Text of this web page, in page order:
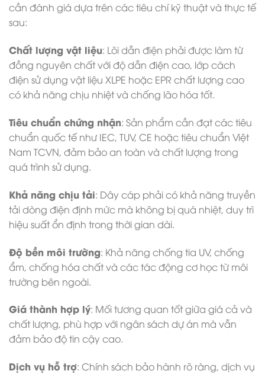
cần đánh giá dựa trên các tiêu chí kỹ thuật và thực tế
sau:
Chất lượng vật liệu: Lõi dẫn điện phải được làm từ
đồng nguyên chất với độ dẫn điện cao, lớp cách
điện sử dụng vật liệu XLPE hoặc EPR chất lượng cao
có khả năng chịu nhiệt và chống lão hóa tốt.
Tiêu chuẩn chứng nhận: Sản phẩm cần đạt các tiêu
chuẩn quốc tế như IEC, TUV, CE hoặc tiêu chuẩn Việt
Nam TCVN, đảm bảo an toàn và chất lượng trong
quá trình sử dụng.
Khả năng chịu tải: Dây cáp phải có khả năng truyền
tải dòng điện định mức mà không bị quá nhiệt, duy trì
hiệu suất ổn định trong thời gian dài.
Độ bền môi trường: Khả năng chống tia UV, chống
ẩm, chống hóa chất và các tác động cơ học từ môi
trường bên ngoài.
Giá thành hợp lý: Mối tương quan tốt giữa giá cả và
chất lượng, phù hợp với ngân sách dự án mà vẫn
đảm bảo độ tin cậy cao.
Dịch vụ hỗ trợ: Chính sách bảo hành rõ ràng, dịch vụ